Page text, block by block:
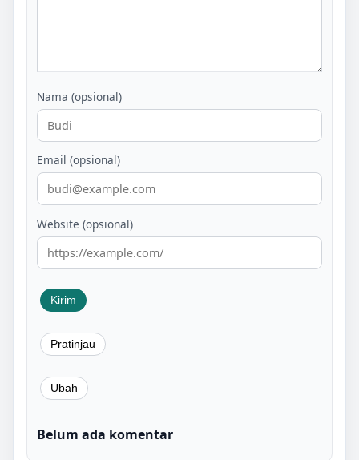
Nama (opsional)
Email (opsional)
Website (opsional)
Belum ada komentar